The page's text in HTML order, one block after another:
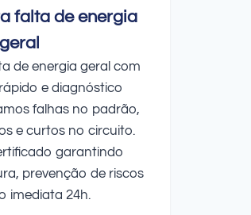
falta de energia
geral
de energia geral com
e diagnóstico
falhas no padrão,
e curtos no circuito.
garantindo
prevenção de riscos
imediata 24h.